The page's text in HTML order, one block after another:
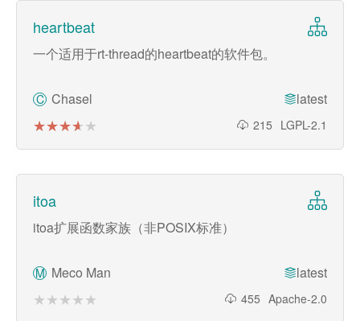
heartbeat
一个适用于rt-thread的heartbeat的软件包。
C Chasel latest
★★★★★
★★★★★ 215 LGPL-2.1
itoa
itoa扩展函数家族（非POSIX标准）
M Meco Man latest
★★★★★
★★★★★ 455 Apache-2.0